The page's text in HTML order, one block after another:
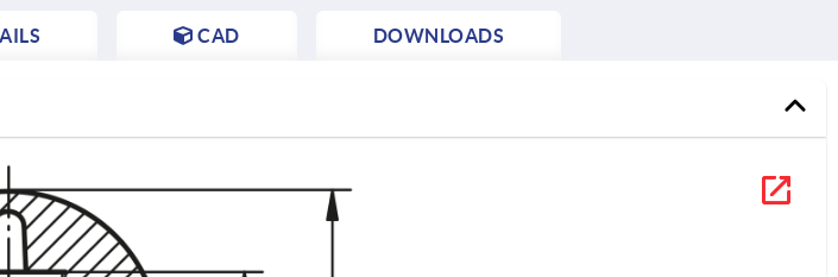
CAD DOWNLOADS